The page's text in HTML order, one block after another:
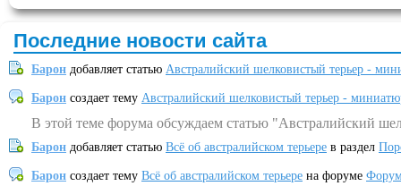
Последние новости сайта
Барон добавляет статью Австралийский шелковистый терьер -
Барон создает тему Австралийский шелковистый терьер -
В этой теме форума обсуждаем статью "Австралийский
Барон добавляет статью Всё об австралийском терьере в раздел
Барон создает тему Всё об австралийском терьере на форуме